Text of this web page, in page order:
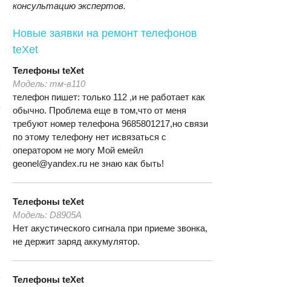
консультацию экспертов.
Новые заявки на ремонт телефонов
teXet
Телефоны teXet
Модель: тм-в110
телефон пишет: только 112 ,и не работает как
обычно. Проблема еще в том,что от меня
требуют номер телефона 9685801217,но связи
по этому телефону нет исвязаться с
оператором не могу Мой емейл
geonel@yandex.ru не знаю как быть!
Телефоны teXet
Модель: D8905A
Нет акустического сигнала при приеме звонка,
не держит заряд аккумулятор.
Телефоны teXet